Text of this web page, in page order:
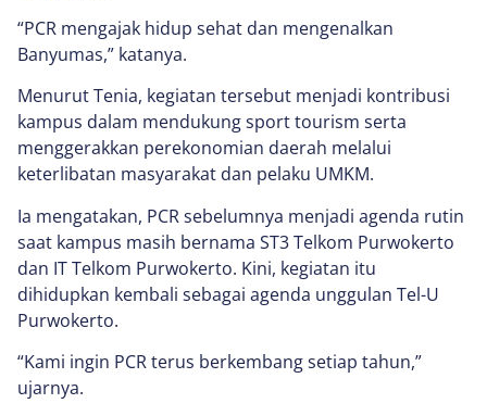
“PCR mengajak hidup sehat dan mengenalkan
Banyumas,” katanya.
Menurut Tenia, kegiatan tersebut menjadi kontribusi
kampus dalam mendukung sport tourism serta
menggerakkan perekonomian daerah melalui
keterlibatan masyarakat dan pelaku UMKM.
Ia mengatakan, PCR sebelumnya menjadi agenda rutin
saat kampus masih bernama ST3 Telkom Purwokerto
dan IT Telkom Purwokerto. Kini, kegiatan itu
dihidupkan kembali sebagai agenda unggulan Tel-U
Purwokerto.
“Kami ingin PCR terus berkembang setiap tahun,”
ujarnya.